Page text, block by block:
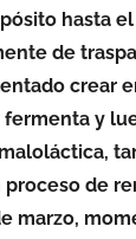
hasta
de
crear
fermenta y
proceso de
marzo,